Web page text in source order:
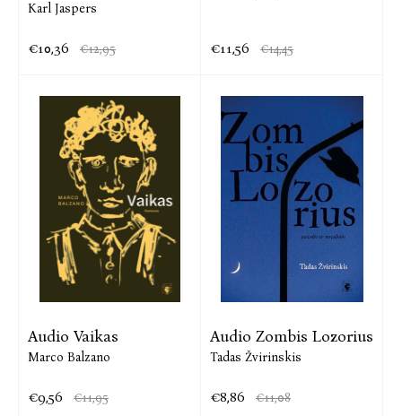
Karl Jaspers
€10,36 €12,95 €11,56 €14,45
Audio Vaikas
Marco Balzano
€9,56 €11,95
Audio Zombis Lozorius
Tadas Žvirinskis
€8,86 €11,08